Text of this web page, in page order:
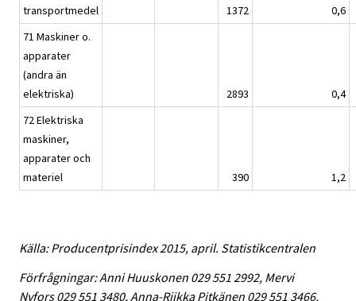
transportmedel
1372
0,6
71 Maskiner o.
apparater
(andra än
elektriska)
2893
0,4
72 Elektriska
maskiner,
apparater och
materiel
390 1,2
Källa: Producentprisindex 2015, april. Statistikcentralen
Förfrågningar: Anni Huuskonen 029 551 2992, Mervi
Nyfors 029 551 3480, Anna-Riikka Pitkänen 029 551 3466,